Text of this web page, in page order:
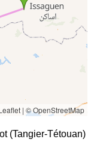
| © OpenStreetMap
(Tangier-Tétouan)